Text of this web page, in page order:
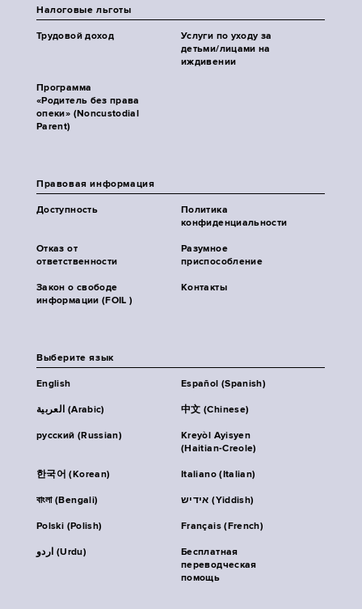
Налоговые льготы
Трудовой доход
Услуги по уходу за
детьми/лицами на
иждивении
Программа
«Родитель без права
опеки» (Noncustodial
Parent)
Правовая информация
Доступность
Политика
конфиденциальности
Отказ от
ответственности
Разумное
приспособление
Закон о свободе
информации (FOIL )
Контакты
Выберите язык
English Español (Spanish)
العربية (Arabic) 中文 (Chinese)
русский (Russian)
Kreyòl Ayisyen
(Haitian-Creole)
한국어 (Korean) Italiano (Italian)
বাংলা (Bengali) אידיש (Yiddish)
Polski (Polish) Français (French)
اردو (Urdu)
Бесплатная
переводческая
помощь